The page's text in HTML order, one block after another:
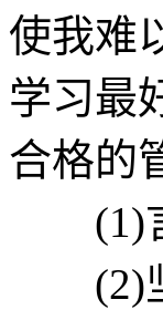
使我难
学习最
合格的
(1)言
(2)坚